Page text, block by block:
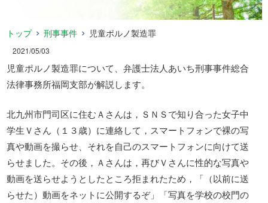
トップ 刑事事件 児童ポルノ製造罪
2021/05/03
児童ポルノ製造罪について、弁護士法人あいち刑事事件総合
法律事務所福岡支部が解説します。
北九州市門司区に住むＡさんは，ＳＮＳで知り合った女子中
学生Ｖさん（１３歳）に連絡して，スマートフォンで裸の写
真や動画を撮らせ、それを自己のスマートフォンに向けて送
らせました。その後，Ａさんは，再びＶさんに性的な写真や
動画を送らせようとしたところ拒まれたため，「（以前に送
らせた）動画をネットに公開するぞ」「写真を学校の校門の